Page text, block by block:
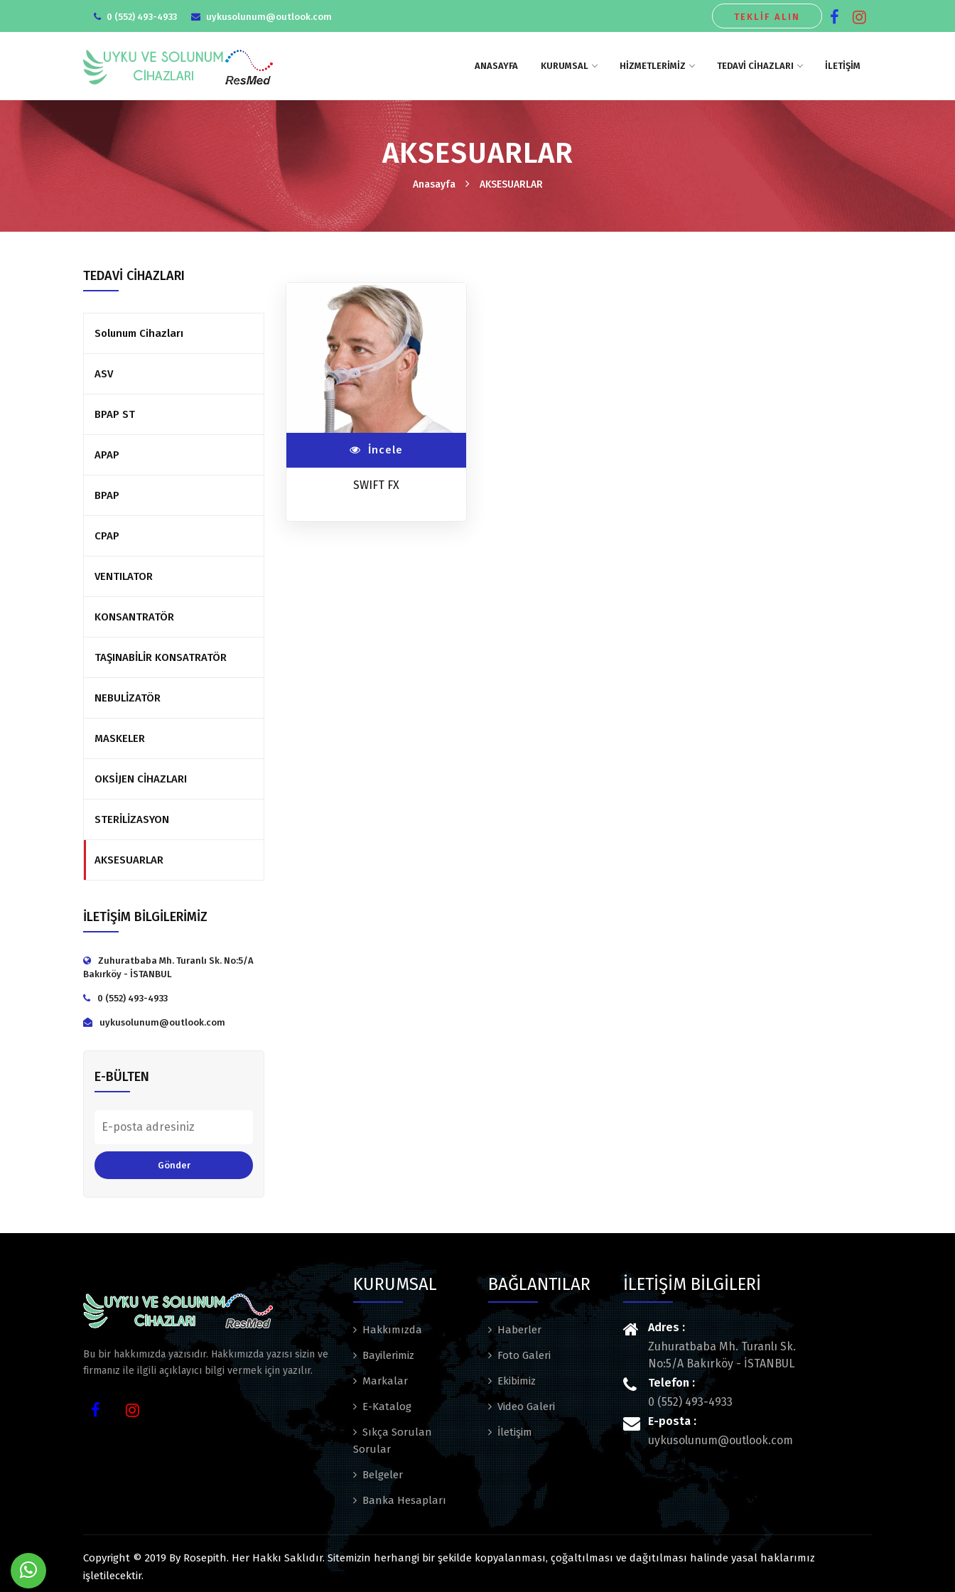
0 (552) 493-4933 uykusolunum@outlook.com TEKLİF ALIN
ANASAYFA KURUMSAL HİZMETLERİMİZ TEDAVİ CİHAZLARI İLETİŞİM
AKSESUARLAR
Anasayfa AKSESUARLAR
TEDAVİ CİHAZLARI
Solunum Cihazları
ASV
BPAP ST
APAP
BPAP
CPAP
VENTILATOR
KONSANTRATÖR
TAŞINABİLİR KONSATRATÖR
NEBULİZATÖR
MASKELER
OKSİJEN CİHAZLARI
STERİLİZASYON
AKSESUARLAR
İLETİŞİM BİLGİLERİMİZ
Zuhuratbaba Mh. Turanlı Sk. No:5/A
Bakırköy - İSTANBUL
0 (552) 493-4933
uykusolunum@outlook.com
E-BÜLTEN
Gönder
İncele
SWIFT FX
Bu bir hakkımızda yazısıdır. Hakkımızda yazısı sizin ve
firmanız ile ilgili açıklayıcı bilgi vermek için yazılır.
KURUMSAL
Hakkımızda
Bayilerimiz
Markalar
E-Katalog
Sıkça Sorulan
Sorular
Belgeler
Banka Hesapları
BAĞLANTILAR
Haberler
Foto Galeri
Ekibimiz
Video Galeri
İletişim
İLETİŞİM BİLGİLERİ
Adres :
Zuhuratbaba Mh. Turanlı Sk.
No:5/A Bakırköy - İSTANBUL
Telefon :
0 (552) 493-4933
E-posta :
uykusolunum@outlook.com
Copyright © 2019 By Rosepith. Her Hakkı Saklıdır. Sitemizin herhangi bir şekilde kopyalanması, çoğaltılması ve dağıtılması halinde yasal haklarımız
işletilecektir.